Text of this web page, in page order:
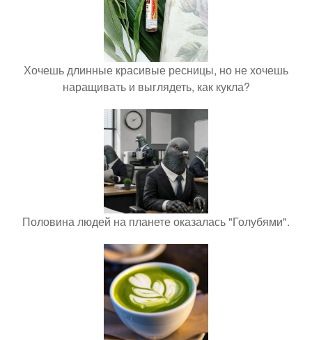
Хочешь длинные красивые ресницы, но не хочешь
наращивать и выглядеть, как кукла?
Половина людей на планете оказалась "Голубями".